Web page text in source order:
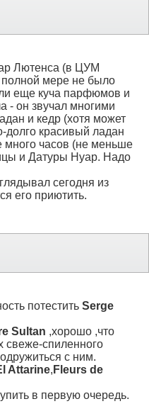
Лютенса (в ЦУМ
полной мере не было
еще куча парфюмов и
- он звучал многими
и кедр (хотя может
долго красивый ладан
много часов (не меньше
и Датуры Нуар. Надо
сегодня из
его приютить.
потестить Serge
Sultan ,хорошо ,что
свеже-спиленного
с ним.
Attarine, Fleurs de
в первую очередь.